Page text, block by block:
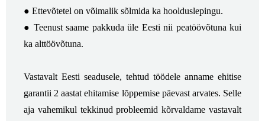
● Ettevõtetel on võimalik sõlmida ka hoolduslepingu.
● Teenust saame pakkuda üle Eesti nii peatöövõtuna kui
ka alttöövõtuna.
Vastavalt Eesti seadusele, tehtud töödele anname ehitise
garantii 2 aastat ehitamise lõppemise päevast arvates. Selle
aja vahemikul tekkinud probleemid kõrvaldame vastavalt